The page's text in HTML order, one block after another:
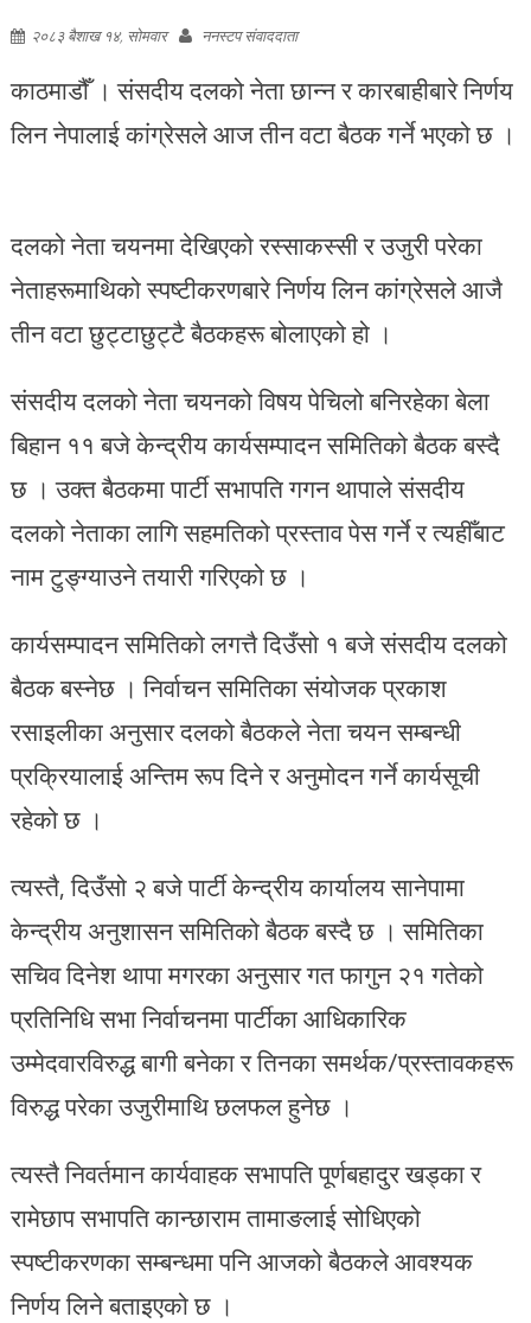
२०८३ बैशाख १४, सोमवार ननस्टप संवाददाता
काठमाडौँ । संसदीय दलको नेता छान्न र कारबाहीबारे निर्णय
लिन नेपालाई कांग्रेसले आज तीन वटा बैठक गर्ने भएको छ ।
दलको नेता चयनमा देखिएको रस्साकस्सी र उजुरी परेका
नेताहरूमाथिको स्पष्टीकरणबारे निर्णय लिन कांग्रेसले आजै
तीन वटा छुट्टाछुट्टै बैठकहरू बोलाएको हो ।
संसदीय दलको नेता चयनको विषय पेचिलो बनिरहेका बेला
बिहान ११ बजे केन्द्रीय कार्यसम्पादन समितिको बैठक बस्दै
छ । उक्त बैठकमा पार्टी सभापति गगन थापाले संसदीय
दलको नेताका लागि सहमतिको प्रस्ताव पेस गर्ने र त्यहीँबाट
नाम टुङ्ग्याउने तयारी गरिएको छ ।
कार्यसम्पादन समितिको लगत्तै दिउँसो १ बजे संसदीय दलको
बैठक बस्नेछ । निर्वाचन समितिका संयोजक प्रकाश
रसाइलीका अनुसार दलको बैठकले नेता चयन सम्बन्धी
प्रक्रियालाई अन्तिम रूप दिने र अनुमोदन गर्ने कार्यसूची
रहेको छ ।
त्यस्तै, दिउँसो २ बजे पार्टी केन्द्रीय कार्यालय सानेपामा
केन्द्रीय अनुशासन समितिको बैठक बस्दै छ । समितिका
सचिव दिनेश थापा मगरका अनुसार गत फागुन २१ गतेको
प्रतिनिधि सभा निर्वाचनमा पार्टीका आधिकारिक
उम्मेदवारविरुद्ध बागी बनेका र तिनका समर्थक/प्रस्तावकहरू
विरुद्ध परेका उजुरीमाथि छलफल हुनेछ ।
त्यस्तै निवर्तमान कार्यवाहक सभापति पूर्णबहादुर खड्का र
रामेछाप सभापति कान्छाराम तामाङलाई सोधिएको
स्पष्टीकरणका सम्बन्धमा पनि आजको बैठकले आवश्यक
निर्णय लिने बताइएको छ ।